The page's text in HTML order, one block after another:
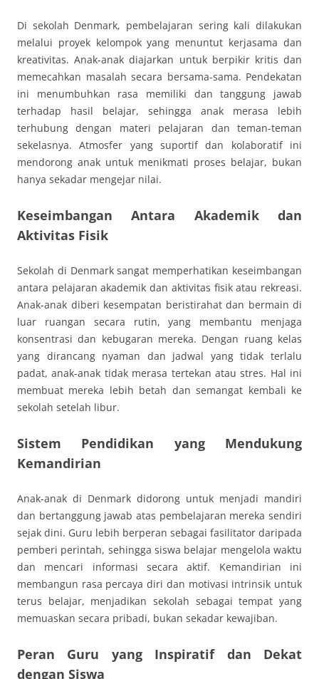
Di sekolah Denmark, pembelajaran sering kali dilakukan
melalui proyek kelompok yang menuntut kerjasama dan
kreativitas. Anak-anak diajarkan untuk berpikir kritis dan
memecahkan masalah secara bersama-sama. Pendekatan
ini menumbuhkan rasa memiliki dan tanggung jawab
terhadap hasil belajar, sehingga anak merasa lebih
terhubung dengan materi pelajaran dan teman-teman
sekelasnya. Atmosfer yang suportif dan kolaboratif ini
mendorong anak untuk menikmati proses belajar, bukan
hanya sekadar mengejar nilai.
Keseimbangan Antara Akademik dan
Aktivitas Fisik
Sekolah di Denmark sangat memperhatikan keseimbangan
antara pelajaran akademik dan aktivitas fisik atau rekreasi.
Anak-anak diberi kesempatan beristirahat dan bermain di
luar ruangan secara rutin, yang membantu menjaga
konsentrasi dan kebugaran mereka. Dengan ruang kelas
yang dirancang nyaman dan jadwal yang tidak terlalu
padat, anak-anak tidak merasa tertekan atau stres. Hal ini
membuat mereka lebih betah dan semangat kembali ke
sekolah setelah libur.
Sistem Pendidikan yang Mendukung
Kemandirian
Anak-anak di Denmark didorong untuk menjadi mandiri
dan bertanggung jawab atas pembelajaran mereka sendiri
sejak dini. Guru lebih berperan sebagai fasilitator daripada
pemberi perintah, sehingga siswa belajar mengelola waktu
dan mencari informasi secara aktif. Kemandirian ini
membangun rasa percaya diri dan motivasi intrinsik untuk
terus belajar, menjadikan sekolah sebagai tempat yang
memuaskan secara pribadi, bukan sekadar kewajiban.
Peran Guru yang Inspiratif dan Dekat
dengan Siswa